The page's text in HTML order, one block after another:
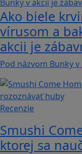
Ako biele
vírusom a
akcii je
Pod názvom Bunky
Recenzie
Smushi
ktorej sa